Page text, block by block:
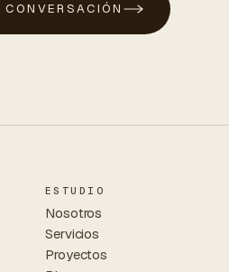
ESTUDIO
Nosotros
Servicios
Proyectos